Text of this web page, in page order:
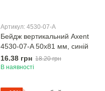
Артикул: 4530-07-A
Бейдж вертикальний Axent
4530-07-A 50x81 мм, синій
16.38 грн 18.20 грн
В наявності